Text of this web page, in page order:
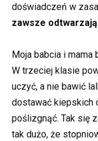
doświadczeń w
zawsze
Moja babcia i mama
W trzeciej klasie
uczyć, a nie bawić
dostawać kiepskich
poślizgnąć. Tak się
tak dużo, że